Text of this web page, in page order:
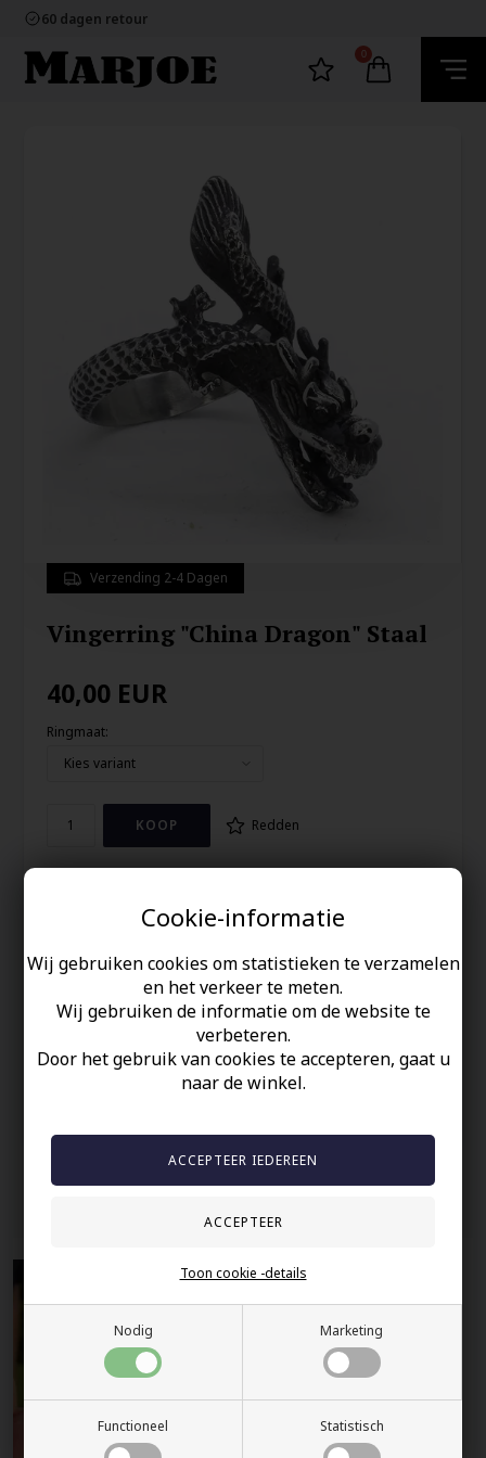
Cookie-informatie
Wij gebruiken cookies om statistieken te verzamelen
en het verkeer te meten.
Wij gebruiken de informatie om de website te
verbeteren.
Door het gebruik van cookies te accepteren, gaat u
naar de winkel.
Nodig Marketing
Functioneel Statistisch
Toon cookie -details
60 dagen retour
Ecommerce Europe
100% nikkelvrij sieraden
60 dagen retour
0
Verzending 2-4 Dagen
Vingerring "China Dragon" Staal
40,00 EUR
Ringmaat:
Redden
De lengte is 3,5 cm van kop tot staart gezien op de top van de
vinger. Echt een bijzondere en heerlijke ring van roestvrij staal.
Uw veiligheid
Op Voorraad
100% nikkelvrij sieraden